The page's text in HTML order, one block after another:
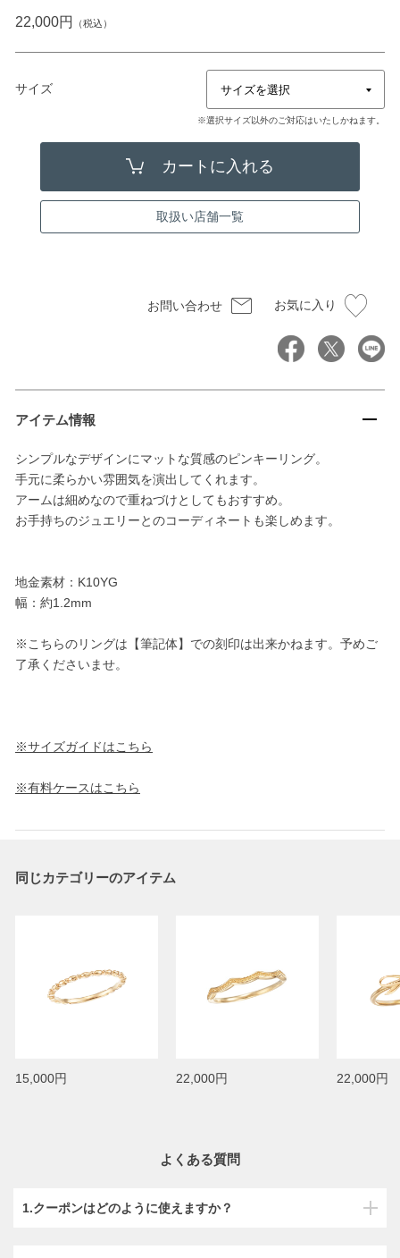
22,000円 （税込）
サイズ
※選択サイズ以外のご対応はいたしかねます。
取扱い店舗一覧
お問い合わせ お気に入り
アイテム情報
シンプルなデザインにマットな質感のピンキーリング。
手元に柔らかい雰囲気を演出してくれます。
アームは細めなので重ねづけとしてもおすすめ。
お手持ちのジュエリーとのコーディネートも楽しめます。
地金素材：K10YG
幅：約1.2mm
※こちらのリングは【筆記体】での刻印は出来かねます。予めご
了承くださいませ。
※サイズガイドはこちら
※有料ケースはこちら
同じカテゴリーのアイテム
15,000円 22,000円 22,000円
よくある質問
1.クーポンはどのように使えますか？